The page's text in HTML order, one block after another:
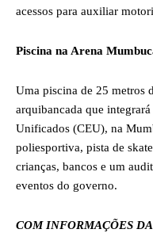
acessos para auxiliar
Piscina na Arena
Uma piscina de 25 metros
arquibancada que
Unificados (CEU), na
poliesportiva, pista de
crianças, bancos e um
eventos do governo.
COM INFORMAÇÕES DA